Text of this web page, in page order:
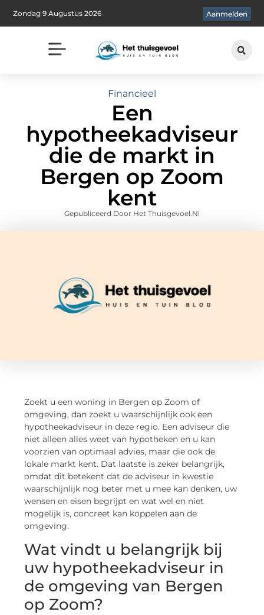
Zondag 9 Augustus 2026 Aanmelden
Financieel
Een
hypotheekadviseur
die de markt in
Bergen op Zoom
kent
Gepubliceerd Door Het Thuisgevoel.nl
Zoekt u een woning in Bergen op Zoom of
omgeving, dan zoekt u waarschijnlijk ook een
hypotheekadviseur in deze regio. Een adviseur die
niet alleen alles weet van hypotheken en u kan
voorzien van optimaal advies, maar die ook de
lokale markt kent. Dat laatste is zeker belangrijk,
omdat dit betekent dat de adviseur in kwestie
waarschijnlijk nog beter met u mee kan denken, uw
wensen en eisen begrijpt en wat wel en niet
mogelijk is, concreet kan koppelen aan de
omgeving.
Wat vindt u belangrijk bij
uw hypotheekadviseur in
de omgeving van Bergen
op Zoom?